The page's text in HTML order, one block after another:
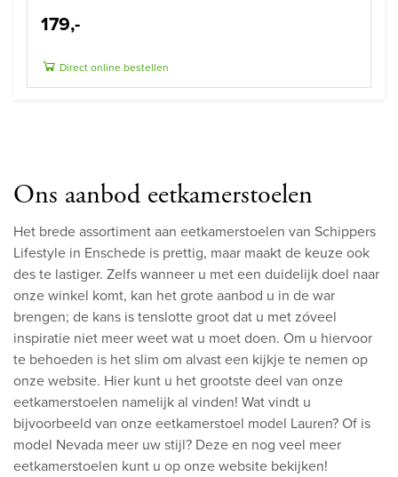
179,-
Direct online bestellen
Ons aanbod eetkamerstoelen
Het brede assortiment aan eetkamerstoelen van Schippers
Lifestyle in Enschede is prettig, maar maakt de keuze ook
des te lastiger. Zelfs wanneer u met een duidelijk doel naar
onze winkel komt, kan het grote aanbod u in de war
brengen; de kans is tenslotte groot dat u met zóveel
inspiratie niet meer weet wat u moet doen. Om u hiervoor
te behoeden is het slim om alvast een kijkje te nemen op
onze website. Hier kunt u het grootste deel van onze
eetkamerstoelen namelijk al vinden! Wat vindt u
bijvoorbeeld van onze eetkamerstoel model Lauren? Of is
model Nevada meer uw stijl? Deze en nog veel meer
eetkamerstoelen kunt u op onze website bekijken!